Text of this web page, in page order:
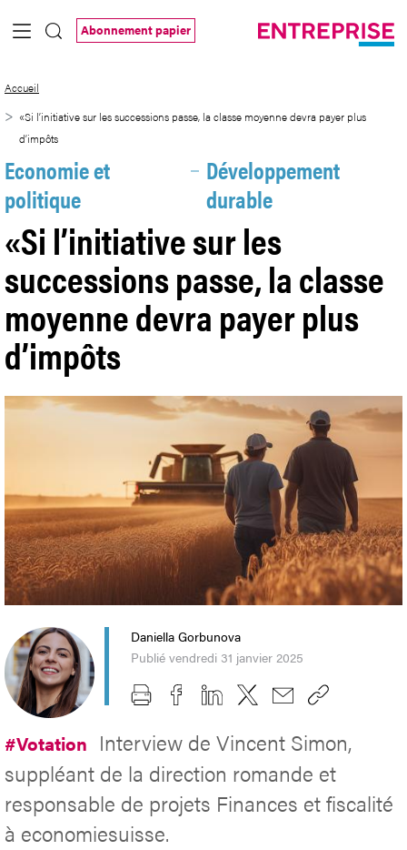
Saut au contenu principal
Abonnement papier
Accueil
«Si l’initiative sur les successions passe, la classe moyenne devra payer plus
d’impôts
Economie et
politique
Développement
durable
«Si l’initiative sur les
successions passe, la classe
moyenne devra payer plus
d’impôts
Daniella Gorbunova
Publié vendredi 31 janvier 2025
#Votation Interview de Vincent Simon,
suppléant de la direction romande et
responsable de projets Finances et fiscalité
à economiesuisse.